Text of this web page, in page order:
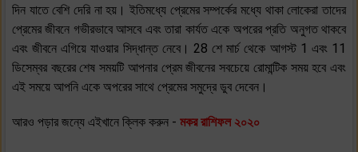
দিন যাতে বেশি দেরি না হয়। ইতিমধ্যে প্রেমের সম্পর্কের মধ্যে থাকা লোকেরা তাদের
প্রেমের জীবনে গভীরভাবে আসবে এবং তারা কার্যত একে অপরের প্রতি অনুগত থাকবে
এবং জীবনে এগিয়ে যাওয়ার সিদ্ধান্ত নেবে। 28 শে মার্চ থেকে আগস্ট 1 এবং 11
ডিসেম্বর বছরের শেষ সময়টি আপনার প্রেম জীবনের সবচেয়ে রোমান্টিক সময় হবে এবং
এই সময়ে আপনি একে অপরের সাথে প্রেমের সমুদ্রে ডুব দেবেন।
আরও পড়ার জন্যে এইখানে ক্লিক করুন - মকর রাশিফল ২০২০